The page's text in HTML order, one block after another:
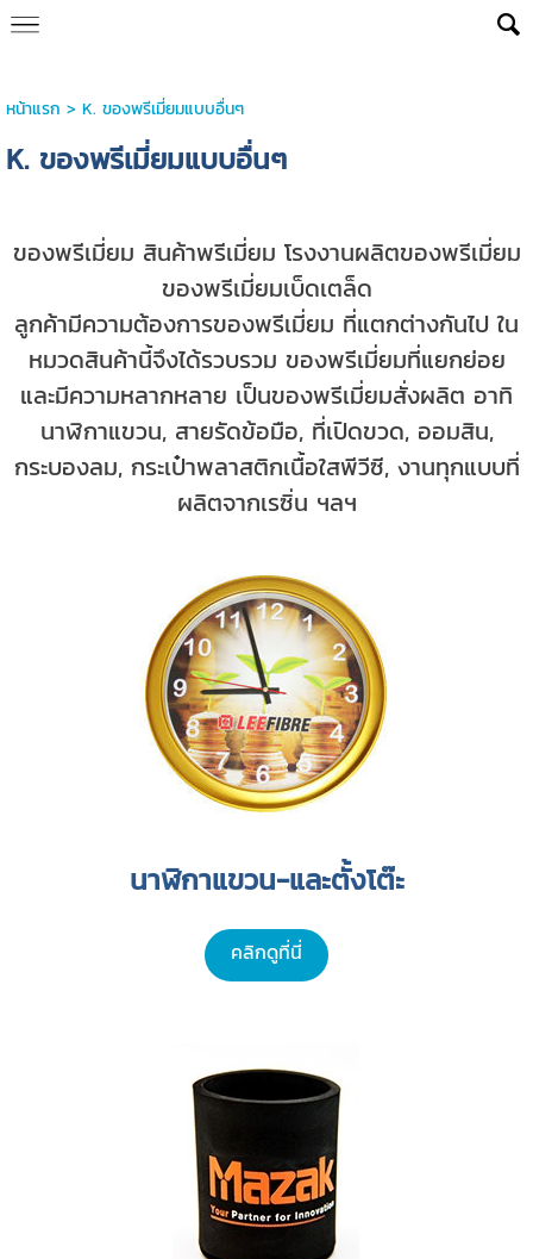
หน้าแรก > K. ของพรีเมี่ยมแบบอื่นๆ
K. ของพรีเมี่ยมแบบอื่นๆ
ของพรีเมี่ยม สินค้าพรีเมี่ยม โรงงานผลิตของพรีเมี่ยม
ของพรีเมี่ยมเบ็ดเตล็ด
ลูกค้ามีความต้องการของพรีเมี่ยม ที่แตกต่างกันไป ใน
หมวดสินค้านี้จึงได้รวบรวม ของพรีเมี่ยมที่แยกย่อย
และมีความหลากหลาย เป็นของพรีเมี่ยมสั่งผลิต อาทิ
นาฬิกาแขวน, สายรัดข้อมือ, ที่เปิดขวด, ออมสิน,
กระบองลม, กระเป๋าพลาสติกเนื้อใสพีวีซี, งานทุกแบบที่
ผลิตจากเรซิ่น ฯลฯ
นาฬิกาแขวน-และตั้งโต๊ะ
คลิกดูที่นี่